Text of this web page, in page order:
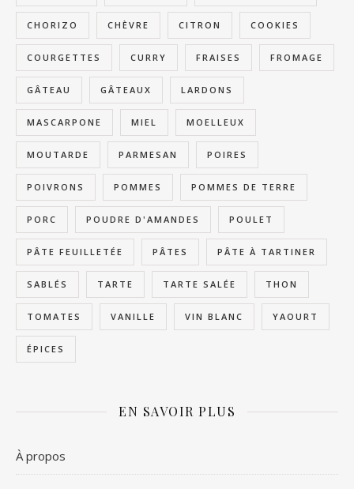
CHORIZO CHÈVRE CITRON COOKIES
COURGETTES CURRY FRAISES FROMAGE
GÂTEAU GÂTEAUX LARDONS
MASCARPONE MIEL MOELLEUX
MOUTARDE PARMESAN POIRES
POIVRONS POMMES POMMES DE TERRE
PORC POUDRE D'AMANDES POULET
PÂTE FEUILLETÉE PÂTES PÂTE À TARTINER
SABLÉS TARTE TARTE SALÉE THON
TOMATES VANILLE VIN BLANC YAOURT
ÉPICES
EN SAVOIR PLUS
À propos